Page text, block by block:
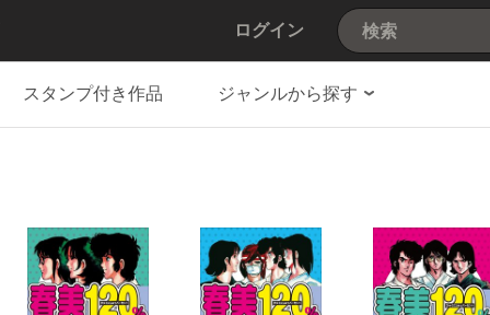
ログイン
スタンプ付き作品 ジャンルから探す